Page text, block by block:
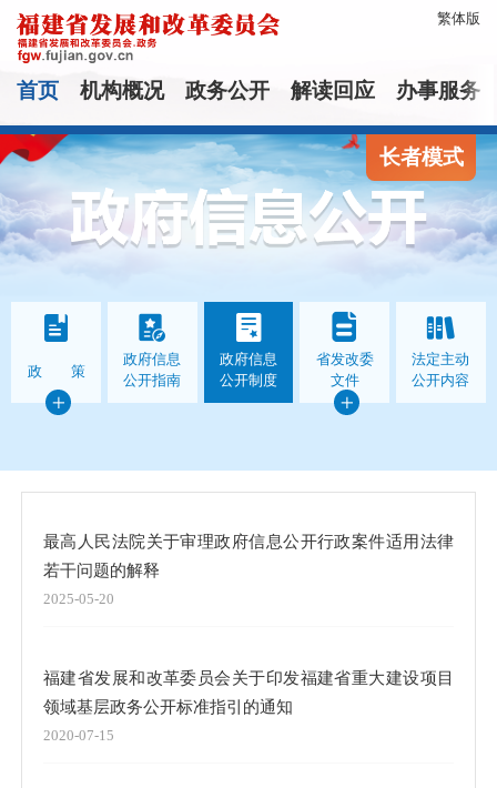
繁体版
首页 机构概况 政务公开 解读回应 办事服务
长者模式
政 策
政府信息
公开指南
政府信息
公开制度
省发改委
文件
法定主动
公开内容
最高人民法院关于审理政府信息公开行政案件适用法律
若干问题的解释
2025-05-20
福建省发展和改革委员会关于印发福建省重大建设项目
领域基层政务公开标准指引的通知
2020-07-15